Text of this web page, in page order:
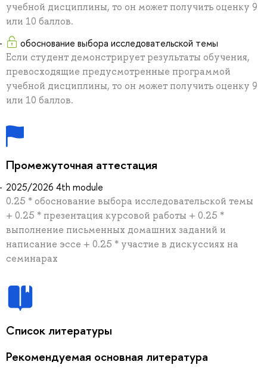
учебной дисциплины, то он может получить оценку 9
или 10 баллов.
обоснование выбора исследовательской темы
Если студент демонстрирует результаты обучения,
превосходящие предусмотренные программой
учебной дисциплины, то он может получить оценку 9
или 10 баллов.
Промежуточная аттестация
2025/2026 4th module
0.25 * обоснование выбора исследовательской темы
+ 0.25 * презентация курсовой работы + 0.25 *
выполнение письменных домашних заданий и
написание эссе + 0.25 * участие в дискуссиях на
семинарах
Список литературы
Рекомендуемая основная литература